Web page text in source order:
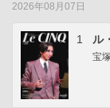
2026年08月07日
1 ル
宝